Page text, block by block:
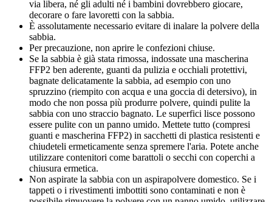
via libera, né gli adulti né i bambini dovrebbero giocare,
decorare o fare lavoretti con la sabbia.
È assolutamente necessario evitare di inalare la polvere della
sabbia.
Per precauzione, non aprire le confezioni chiuse.
Se la sabbia è già stata rimossa, indossate una mascherina
FFP2 ben aderente, guanti da pulizia e occhiali protettivi,
bagnate delicatamente la sabbia, ad esempio con uno
spruzzino (riempito con acqua e una goccia di detersivo), in
modo che non possa più produrre polvere, quindi pulite la
sabbia con uno straccio bagnato. Le superfici lisce possono
essere pulite con un panno umido. Mettete tutto (compresi
guanti e mascherina FFP2) in sacchetti di plastica resistenti e
chiudeteli ermeticamente senza spremere l'aria. Potete anche
utilizzare contenitori come barattoli o secchi con coperchi a
chiusura ermetica.
Non aspirate la sabbia con un aspirapolvere domestico. Se i
tappeti o i rivestimenti imbottiti sono contaminati e non è